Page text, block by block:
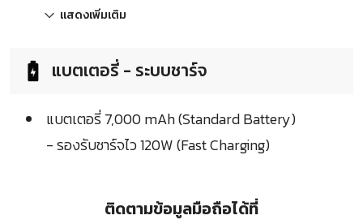
แสดงเพิ่มเติม
แบตเตอรี่ - ระบบชาร์จ
แบตเตอรี่ 7,000 mAh (Standard Battery)
- รองรับชาร์จไว 120W (Fast Charging)
ติดตามข้อมูลมือถือได้ที่